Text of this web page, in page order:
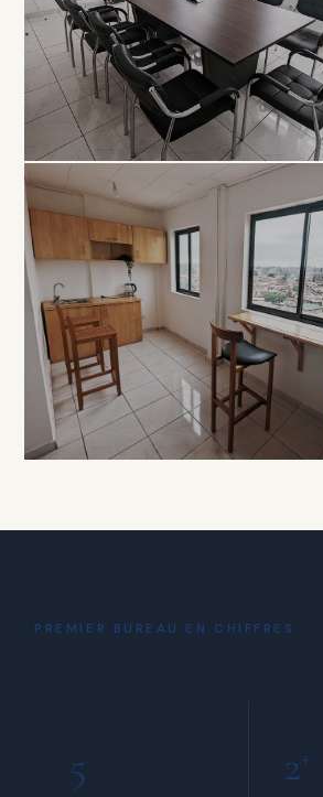
À PARTIR DE 5 000 FCFA / JOUR
PROFESSIONNEL
Salle de
Réunion
À PARTIR DE 15 000 FCFA / HEURE
Coin Café
INCLUS POUR TOUS LES MEMBRES
PREMIER BUREAU EN CHIFFRES
5 2+